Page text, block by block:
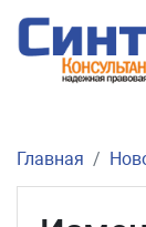
Главная